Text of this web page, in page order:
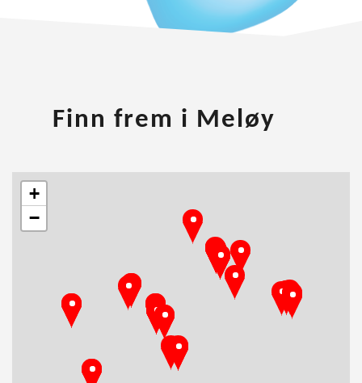
Finn frem i Meløy
+
−